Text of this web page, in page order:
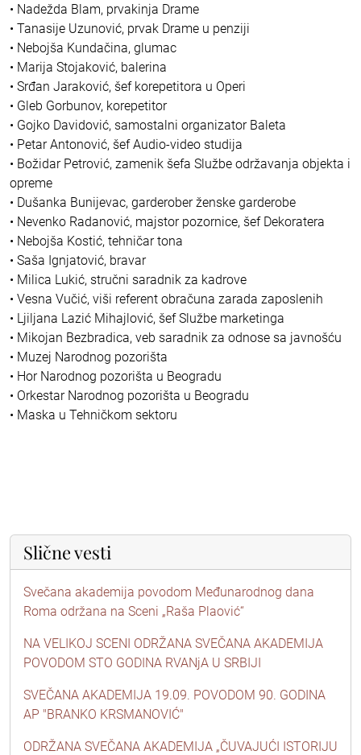
• Nadežda Blam, prvakinja Drame
• Tanasije Uzunović, prvak Drame u penziji
• Nebojša Kundačina, glumac
• Marija Stojaković, balerina
• Srđan Jaraković, šef korepetitora u Operi
• Gleb Gorbunov, korepetitor
• Gojko Davidović, samostalni organizator Baleta
• Petar Antonović, šef Audio-video studija
• Božidar Petrović, zamenik šefa Službe održavanja objekta i
opreme
• Dušanka Bunijevac, garderober ženske garderobe
• Nevenko Radanović, majstor pozornice, šef Dekoratera
• Nebojša Kostić, tehničar tona
• Saša Ignjatović, bravar
• Milica Lukić, stručni saradnik za kadrove
• Vesna Vučić, viši referent obračuna zarada zaposlenih
• Ljiljana Lazić Mihajlović, šef Službe marketinga
• Mikojan Bezbradica, veb saradnik za odnose sa javnošću
• Muzej Narodnog pozorišta
• Hor Narodnog pozorišta u Beogradu
• Orkestar Narodnog pozorišta u Beogradu
• Maska u Tehničkom sektoru
Slične vesti
Svečana akademija povodom Međunarodnog dana
Roma održana na Sceni „Raša Plaović“
NA VELIKOJ SCENI ODRŽANA SVEČANA AKADEMIJA
POVODOM STO GODINA RVANjA U SRBIJI
SVEČANA AKADEMIJA 19.09. POVODOM 90. GODINA
AP "BRANKO KRSMANOVIĆ"
ODRŽANA SVEČANA AKADEMIJA „ČUVAJUĆI ISTORIJU